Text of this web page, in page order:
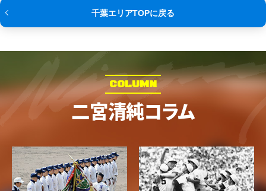
千葉エリアTOPに戻る
COLUMN
二宮清純コラム